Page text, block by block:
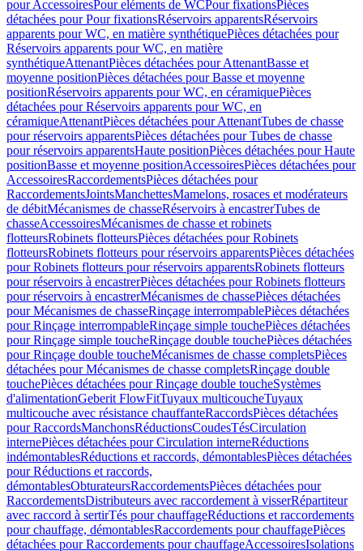
pour AccessoiresPour eléments de WCPour fixationsPièces
détachées pour Pour fixationsRéservoirs apparentsRéservoirs
apparents pour WC, en matière synthétiquePièces détachées pour
Réservoirs apparents pour WC, en matière
synthétiqueAttenantPièces détachées pour AttenantBasse et
moyenne positionPièces détachées pour Basse et moyenne
positionRéservoirs apparents pour WC, en céramiquePièces
détachées pour Réservoirs apparents pour WC, en
céramiqueAttenantPièces détachées pour AttenantTubes de chasse
pour réservoirs apparentsPièces détachées pour Tubes de chasse
pour réservoirs apparentsHaute positionPièces détachées pour Haute
positionBasse et moyenne positionAccessoiresPièces détachées pour
AccessoiresRaccordementsPièces détachées pour
RaccordementsJointsManchettesMamelons, rosaces et modérateurs
de débitMécanismes de chasseRéservoirs à encastrerTubes de
chasseAccessoiresMécanismes de chasse et robinets
flotteursRobinets flotteursPièces détachées pour Robinets
flotteursRobinets flotteurs pour réservoirs apparentsPièces détachées
pour Robinets flotteurs pour réservoirs apparentsRobinets flotteurs
pour réservoirs à encastrerPièces détachées pour Robinets flotteurs
pour réservoirs à encastrerMécanismes de chassePièces détachées
pour Mécanismes de chasseRinçage interrompablePièces détachées
pour Rinçage interrompableRinçage simple touchePièces détachées
pour Rinçage simple toucheRinçage double touchePièces détachées
pour Rinçage double toucheMécanismes de chasse completsPièces
détachées pour Mécanismes de chasse completsRinçage double
touchePièces détachées pour Rinçage double toucheSystèmes
d'alimentationGeberit FlowFitTuyaux multicoucheTuyaux
multicouche avec résistance chauffanteRaccordsPièces détachées
pour RaccordsManchonsRéductionsCoudesTésCirculation
internePièces détachées pour Circulation interneRéductions
indémontablesRéductions et raccords, démontablesPièces détachées
pour Réductions et raccords,
démontablesObturateursRaccordementsPièces détachées pour
RaccordementsDistributeurs avec raccordement à visserRépartiteur
avec raccord à sertirTés pour chauffageRéductions et raccordements
pour chauffage, démontablesRaccordements pour chauffagePièces
détachées pour Raccordements pour chauffageAccessoiresIsolations